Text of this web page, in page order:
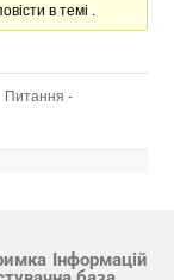
в темі .
Питання -
Інформацій